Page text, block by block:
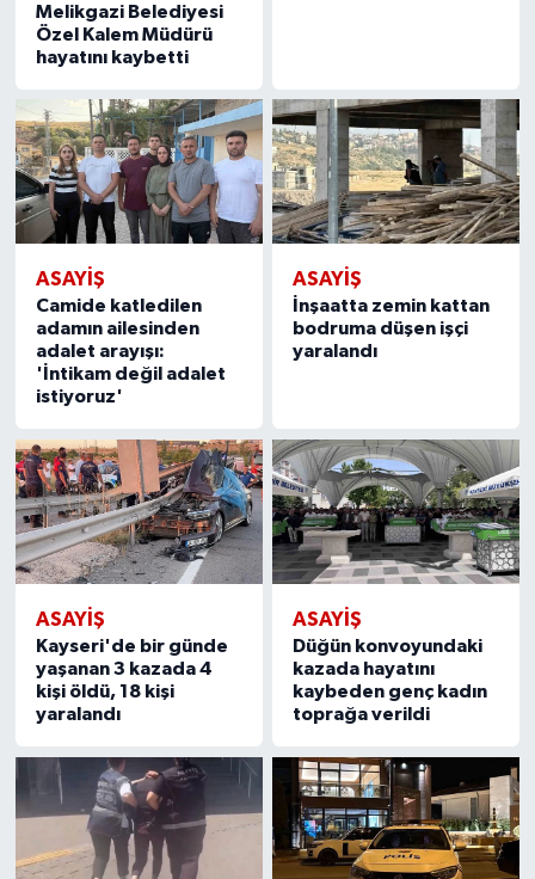
Melikgazi Belediyesi
Özel Kalem Müdürü
hayatını kaybetti
ASAYIŞ
Camide katledilen
adamın ailesinden
adalet arayışı:
'İntikam değil adalet
istiyoruz'
ASAYIŞ
İnşaatta zemin kattan
bodruma düşen işçi
yaralandı
ASAYIŞ
Kayseri'de bir günde
yaşanan 3 kazada 4
kişi öldü, 18 kişi
yaralandı
ASAYIŞ
Düğün konvoyundaki
kazada hayatını
kaybeden genç kadın
toprağa verildi